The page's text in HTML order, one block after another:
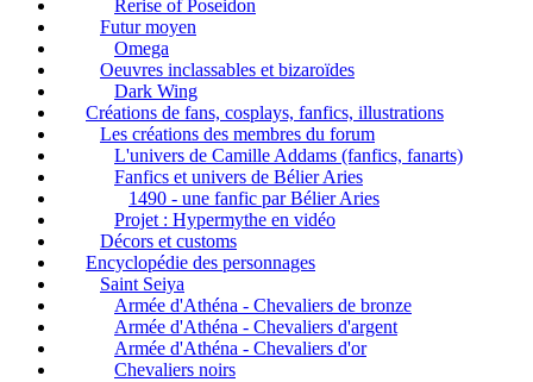
Rerise of Poseidon
Futur moyen
Omega
Oeuvres inclassables et bizaroïdes
Dark Wing
Créations de fans, cosplays, fanfics, illustrations
Les créations des membres du forum
L'univers de Camille Addams (fanfics, fanarts)
Fanfics et univers de Bélier Aries
1490 - une fanfic par Bélier Aries
Projet : Hypermythe en vidéo
Décors et customs
Encyclopédie des personnages
Saint Seiya
Armée d'Athéna - Chevaliers de bronze
Armée d'Athéna - Chevaliers d'argent
Armée d'Athéna - Chevaliers d'or
Chevaliers noirs